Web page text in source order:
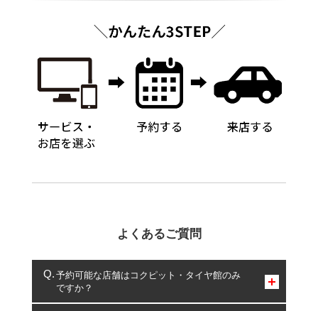
よくあるご質問
予約可能な店舗はコクピット・タイヤ館のみ
ですか？